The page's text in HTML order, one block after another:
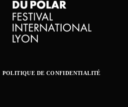
POLITIQUE DE CONFIDENTIALITÉ